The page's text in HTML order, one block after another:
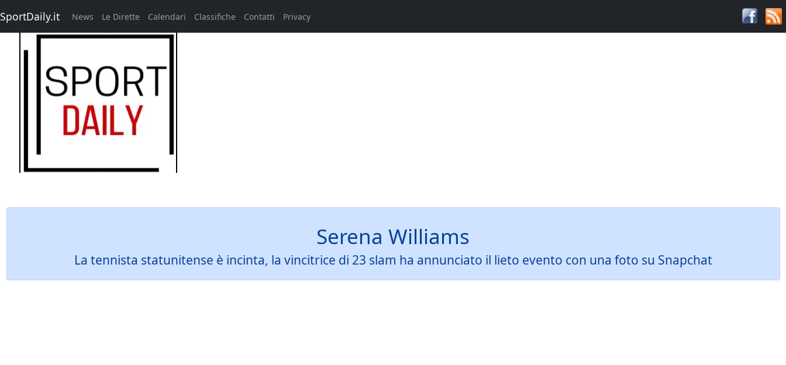
SportDaily.it News Le Dirette Calendari Classifiche Contatti Privacy
Serena Williams
La tennista statunitense è incinta, la vincitrice di 23 slam ha annunciato il lieto evento con una foto su Snapchat